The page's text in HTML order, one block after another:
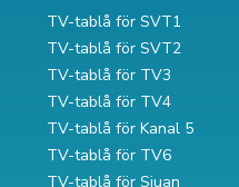
TV-tablå för SVT1
TV-tablå för SVT2
TV-tablå för TV3
TV-tablå för TV4
TV-tablå för Kanal 5
TV-tablå för TV6
TV-tablå för Sjuan